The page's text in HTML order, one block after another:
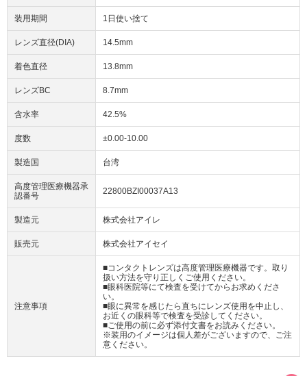
装用期間 1日使い捨て
レンズ直径(DIA) 14.5mm
着色直径 13.8mm
レンズBC 8.7mm
含水率 42.5%
度数 ±0.00-10.00
製造国 台湾
高度管理医療機器承
認番号
22800BZI00037A13
製造元 株式会社アイレ
販売元 株式会社アイセイ
注意事項
■コンタクトレンズは高度管理医療機器です。取り
扱い方法を守り正しくご使用ください。
■眼科医院等にて検査を受けてからお求めくださ
い。
■眼に異常を感じたら直ちにレンズ使用を中止し、
お近くの眼科等で検査を受診してください。
■ご使用の前に必ず添付文書をお読みください。
※装用のイメージは個人差がございますので、ご注
意ください。